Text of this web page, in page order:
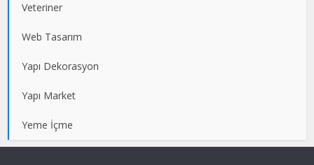
Veteriner
Web Tasarım
Yapı Dekorasyon
Yapı Market
Yeme İçme